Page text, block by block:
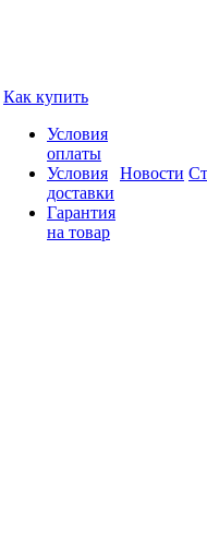
Как купить
Условия
оплаты
Условия
доставки
Гарантия
на товар
Новости